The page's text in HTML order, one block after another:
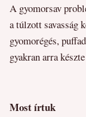
A gyomorsav
a túlzott savasság
gyomorégés,
gyakran arra készte
Most írtuk